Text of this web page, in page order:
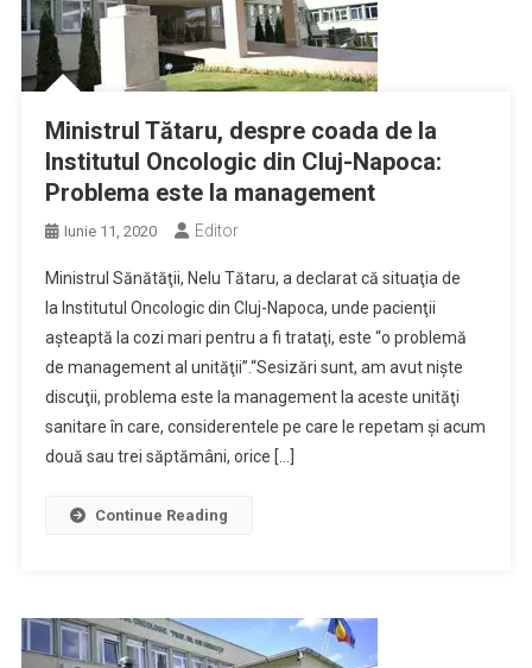
Ministrul Tătaru, despre coada de la
Institutul Oncologic din Cluj-Napoca:
Problema este la management
Iunie 11, 2020 Editor
Ministrul Sănătăţii, Nelu Tătaru, a declarat că situaţia de
la Institutul Oncologic din Cluj-Napoca, unde pacienţii
aşteaptă la cozi mari pentru a fi trataţi, este “o problemă
de management al unităţii”.“Sesizări sunt, am avut nişte
discuţii, problema este la management la aceste unităţi
sanitare în care, considerentele pe care le repetam şi acum
două sau trei săptămâni, orice […]
Continue Reading